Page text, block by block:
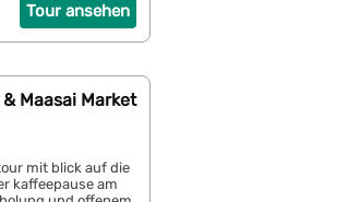
Tour ansehen
Maasai Market
mit blick auf die
kaffeepause am